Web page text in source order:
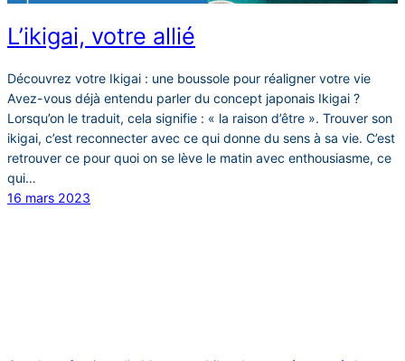
L’ikigai, votre allié
Découvrez votre Ikigai : une boussole pour réaligner votre vie
Avez-vous déjà entendu parler du concept japonais Ikigai ?
Lorsqu’on le traduit, cela signifie : « la raison d’être ». Trouver son
ikigai, c’est reconnecter avec ce qui donne du sens à sa vie. C’est
retrouver ce pour quoi on se lève le matin avec enthousiasme, ce
qui…
16 mars 2023